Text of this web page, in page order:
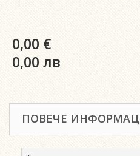
0,00 €
0,00 лв
ПОВЕЧЕ